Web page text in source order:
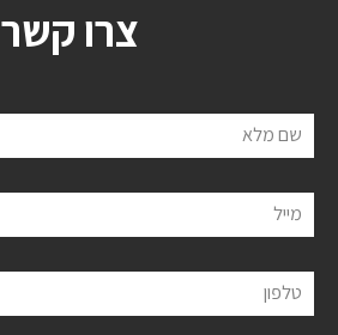
צרו קשר
שם מלא
מייל
טלפון